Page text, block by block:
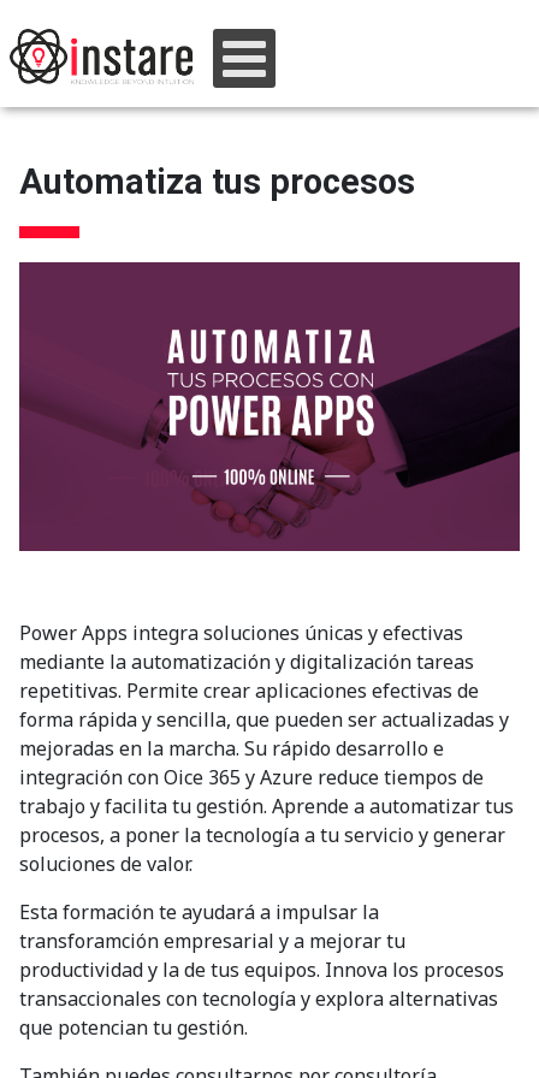
Automatiza tus procesos
Power Apps integra soluciones únicas y efectivas
mediante la automatización y digitalización tareas
repetitivas. Permite crear aplicaciones efectivas de
forma rápida y sencilla, que pueden ser actualizadas y
mejoradas en la marcha. Su rápido desarrollo e
integración con Oice 365 y Azure reduce tiempos de
trabajo y facilita tu gestión. Aprende a automatizar tus
procesos, a poner la tecnología a tu servicio y generar
soluciones de valor.
Esta formación te ayudará a impulsar la
transforamción empresarial y a mejorar tu
productividad y la de tus equipos. Innova los procesos
transaccionales con tecnología y explora alternativas
que potencian tu gestión.